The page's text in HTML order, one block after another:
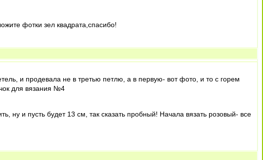
фотки зел квадрата,спасибо!
и продевала не в третью петлю, а в первую- вот фото, и то с горем
ну и пусть будет 13 см, так сказать пробный! Начала вязать розовый- все